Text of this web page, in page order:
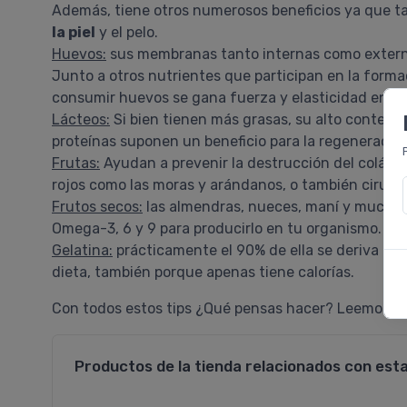
Además, tiene otros numerosos beneficios ya que
la piel y el pelo.
Huevos: sus membranas tanto internas como
Junto a otros nutrientes que participan en la
consumir huevos se gana fuerza y elasticidad en la
Lácteos: Si bien tienen más grasas, su alto
proteínas suponen un beneficio para la regeneración
Frutas: Ayudan a prevenir la destrucción del
rojos como las moras y arándanos, o también
Frutos secos: las almendras, nueces, maní y
Omega-3, 6 y 9 para producirlo en tu organismo.
Gelatina: prácticamente el 90% de ella se deriva
dieta, también porque apenas tiene calorías.
Con todos estos tips ¿Qué pensas hacer? Leemos
Productos de la tienda relacionados con